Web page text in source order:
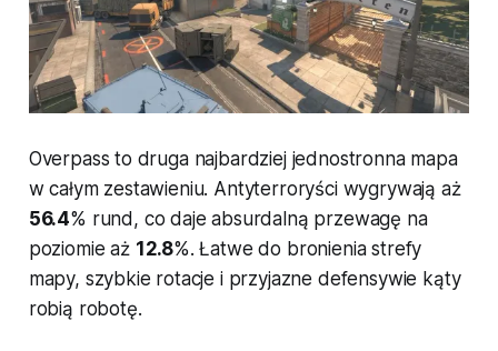
Overpass to druga najbardziej jednostronna mapa
w całym zestawieniu. Antyterroryści wygrywają aż
56.4% rund, co daje absurdalną przewagę na
poziomie aż 12.8%. Łatwe do bronienia strefy
mapy, szybkie rotacje i przyjazne defensywie kąty
robią robotę.